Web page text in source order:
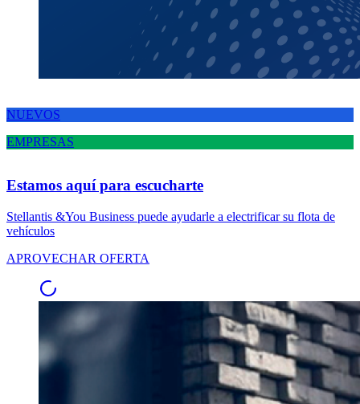
NUEVOS
EMPRESAS
Estamos aquí para escucharte
Stellantis &You Business puede ayudarle a electrificar su flota de
vehículos
APROVECHAR OFERTA